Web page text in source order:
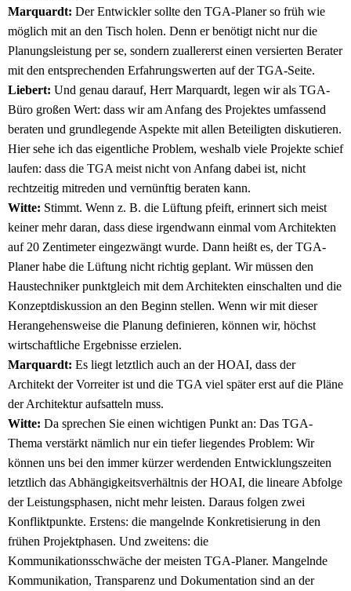
Marquardt: Der Entwickler sollte den TGA-Planer so früh wie
möglich mit an den Tisch holen. Denn er benötigt nicht nur die
Planungsleistung per se, sondern zuallererst einen versierten Berater
mit den entsprechenden Erfahrungswerten auf der TGA-Seite.
Liebert: Und genau darauf, Herr Marquardt, legen wir als TGA-
Büro großen Wert: dass wir am Anfang des Projektes umfassend
beraten und grundlegende Aspekte mit allen Beteiligten diskutieren.
Hier sehe ich das eigentliche Problem, weshalb viele Projekte schief
laufen: dass die TGA meist nicht von Anfang dabei ist, nicht
rechtzeitig mitreden und vernünftig beraten kann.
Witte: Stimmt. Wenn z. B. die Lüftung pfeift, erinnert sich meist
keiner mehr daran, dass diese irgendwann einmal vom Architekten
auf 20 Zentimeter eingezwängt wurde. Dann heißt es, der TGA-
Planer habe die Lüftung nicht richtig geplant. Wir müssen den
Haustechniker punktgleich mit dem Architekten einschalten und die
Konzeptdiskussion an den Beginn stellen. Wenn wir mit dieser
Herangehensweise die Planung definieren, können wir, höchst
wirtschaftliche Ergebnisse erzielen.
Marquardt: Es liegt letztlich auch an der HOAI, dass der
Architekt der Vorreiter ist und die TGA viel später erst auf die Pläne
der Architektur aufsatteln muss.
Witte: Da sprechen Sie einen wichtigen Punkt an: Das TGA-
Thema verstärkt nämlich nur ein tiefer liegendes Problem: Wir
können uns bei den immer kürzer werdenden Entwicklungszeiten
letztlich das Abhängigkeitsverhältnis der HOAI, die lineare Abfolge
der Leistungsphasen, nicht mehr leisten. Daraus folgen zwei
Konfliktpunkte. Erstens: die mangelnde Konkretisierung in den
frühen Projektphasen. Und zweitens: die
Kommunikationsschwäche der meisten TGA-Planer. Mangelnde
Kommunikation, Transparenz und Dokumentation sind an der